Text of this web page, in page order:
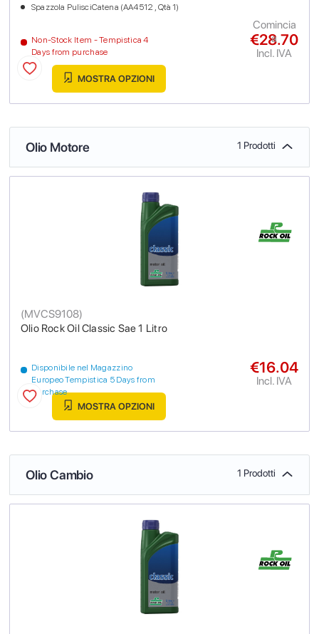
Non-Stock Item - Tempistica 4
Days from purchase
Spazzola PulisciCatena (AA4512 , Qtà 1)
€28.70
Incl. IVA
Comincia
a
MOSTRA OPZIONI
Olio Motore 1 Prodotti
Olio Rock Oil Classic Sae 1 Litro
(MVCS9108)
Disponibile nel Magazzino
Europeo Tempistica 5 Days from
purchase
€16.04
Incl. IVA
MOSTRA OPZIONI
Olio Cambio 1 Prodotti